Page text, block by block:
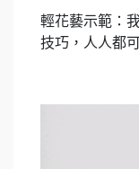
輕花藝示範：
技巧，人人都